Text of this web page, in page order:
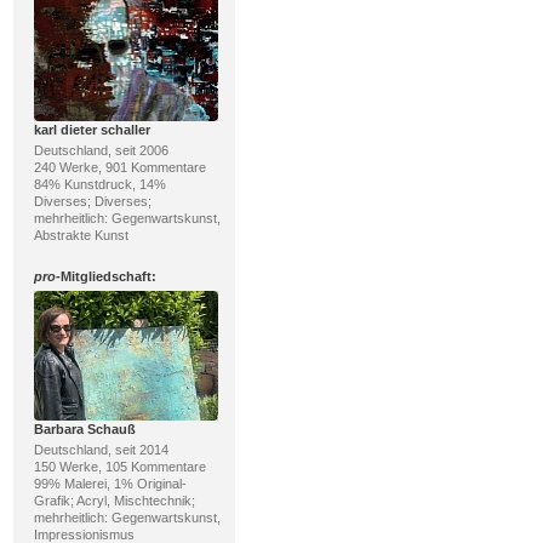
karl dieter schaller
Deutschland, seit 2006
240 Werke, 901 Kommentare
84% Kunstdruck, 14%
Diverses; Diverses;
mehrheitlich: Gegenwartskunst,
Abstrakte Kunst
pro-Mitgliedschaft:
Barbara Schauß
Deutschland, seit 2014
150 Werke, 105 Kommentare
99% Malerei, 1% Original-
Grafik; Acryl, Mischtechnik;
mehrheitlich: Gegenwartskunst,
Impressionismus